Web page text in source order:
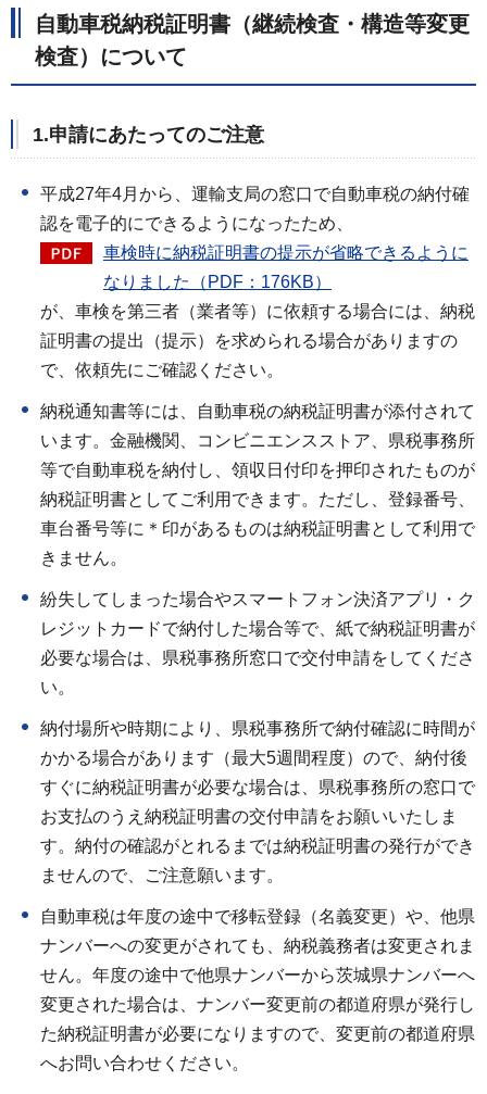
自動車税納税証明書（継続検査・構造等変更
検査）について
1.申請にあたってのご注意
平成27年4月から、運輸支局の窓口で自動車税の納付確
認を電子的にできるようになったため、
車検時に納税証明書の提示が省略できるように
なりました（PDF：176KB）
が、車検を第三者（業者等）に依頼する場合には、納税
証明書の提出（提示）を求められる場合がありますの
で、依頼先にご確認ください。
納税通知書等には、自動車税の納税証明書が添付されて
います。金融機関、コンビニエンスストア、県税事務所
等で自動車税を納付し、領収日付印を押印されたものが
納税証明書としてご利用できます。ただし、登録番号、
車台番号等に＊印があるものは納税証明書として利用で
きません。
紛失してしまった場合やスマートフォン決済アプリ・ク
レジットカードで納付した場合等で、紙で納税証明書が
必要な場合は、県税事務所窓口で交付申請をしてくださ
い。
納付場所や時期により、県税事務所で納付確認に時間が
かかる場合があります（最大5週間程度）ので、納付後
すぐに納税証明書が必要な場合は、県税事務所の窓口で
お支払のうえ納税証明書の交付申請をお願いいたしま
す。納付の確認がとれるまでは納税証明書の発行ができ
ませんので、ご注意願います。
自動車税は年度の途中で移転登録（名義変更）や、他県
ナンバーへの変更がされても、納税義務者は変更されま
せん。年度の途中で他県ナンバーから茨城県ナンバーへ
変更された場合は、ナンバー変更前の都道府県が発行し
た納税証明書が必要になりますので、変更前の都道府県
へお問い合わせください。